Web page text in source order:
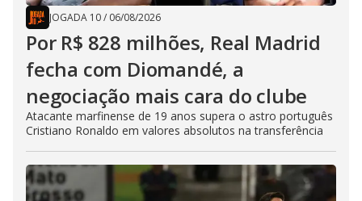
JOGADA 10/ 06/08/2026
Por R$ 828 milhões, Real Madrid
fecha com Diomandé, a
negociação mais cara do clube
Atacante marfinense de 19 anos supera o astro português
Cristiano Ronaldo em valores absolutos na transferência